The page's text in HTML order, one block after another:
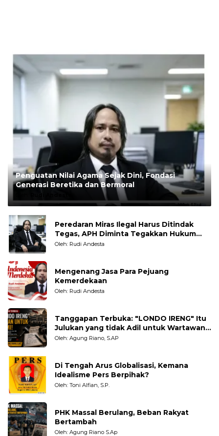
Penguatan Nilai Agama Sejak Dini, Fondasi
Generasi Beretika dan Bermoral
Rudi Andesta
Peredaran Miras Ilegal Harus Ditindak
Tegas, APH Diminta Tegakkan Hukum
Tanpa Pandang Bulu
Oleh: Rudi Andesta
Mengenang Jasa Para Pejuang
Kemerdekaan
Oleh: Rudi Andesta
Tanggapan Terbuka: "LONDO IRENG" Itu
Julukan yang tidak Adil untuk Wartawan,
Pengamat dan LSM
Oleh: Agung Riano, S.AP
Di Tengah Arus Globalisasi, Kemana
Idealisme Pers Berpihak?
Oleh: Toni Alfian, S.P.
PHK Massal Berulang, Beban Rakyat
Bertambah
Oleh: Agung Riano S.Ap